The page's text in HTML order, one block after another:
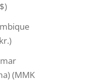
(MMK